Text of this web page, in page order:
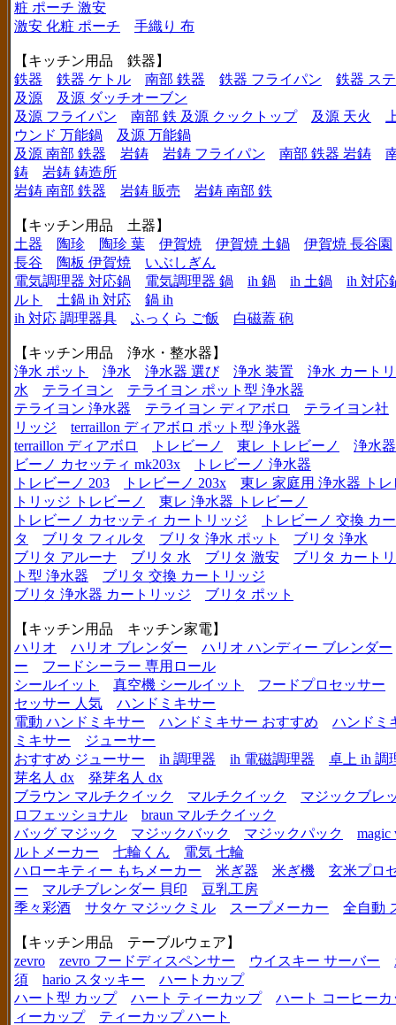
粧 ポーチ 激安
激安 化粧 ポーチ
手織り 布
【キッチン用品 鉄器】
鉄器
鉄器 ケトル 南部 鉄器 鉄器 フライパン
鉄器 ス
及源
及源 ダッチオーブン
及源 フライパン
南部 鉄 及源 クックトップ 及源 天火
ウンド 万能鍋
及源 万能鍋
及源 南部 鉄器
岩鋳 岩鋳 フライパン 南部 鉄器 岩鋳
鋳
岩鋳 鋳造所
岩鋳 南部 鉄器
岩鋳 販売 岩鋳 南部 鉄
【キッチン用品 土器】
土器
陶珍 陶珍 葉 伊賀焼 伊賀焼 土鍋
伊賀焼 長谷園
長谷
陶板 伊賀焼
いぶしぎん
電気調理器 対応鍋
電気調理器 鍋 ih 鍋 ih 土鍋
ih 対応
ルト
土鍋 ih 対応
鍋 ih
ih 対応 調理器具
ふっくら ご飯 白磁蓋 砲
【キッチン用品 浄水・整水器】
浄水 ポット
浄水 浄水器 選び 浄水 装置
浄水 カート
水
テライヨン
テライヨン ポット型 浄水器
テライヨン 浄水器
テライヨン ディアボロ
テライヨン社
リッジ
terraillon ディアボロ ポット型 浄水器
terraillon ディアボロ
トレビーノ 東レ トレビーノ
浄水
ビーノ カセッティ mk203x
トレビーノ 浄水器
トレビーノ 203
トレビーノ 203x
東レ 家庭用 浄水器 トレ
トリッジ トレビーノ
東レ 浄水器 トレビーノ
トレビーノ カセッティ カートリッジ
トレビーノ 交換 カ
タ
ブリタ フィルタ ブリタ 浄水 ポット
ブリタ 浄水
ブリタ アルーナ
ブリタ 水 ブリタ 激安
ブリタ カート
ト型 浄水器
ブリタ 交換 カートリッジ
ブリタ 浄水器 カートリッジ
ブリタ ポット
【キッチン用品 キッチン家電】
ハリオ
ハリオ ブレンダー
ハリオ ハンディー ブレンダー
ー
フードシーラー 専用ロール
シールイット
真空機 シールイット
フードプロセッサー
セッサー 人気
ハンドミキサー
電動 ハンドミキサー
ハンドミキサー おすすめ
ハンドミ
ミキサー
ジューサー
おすすめ ジューサー
ih 調理器 ih 電磁調理器
卓上 ih 調
芽名人 dx
発芽名人 dx
ブラウン マルチクイック
マルチクイック
マジックブレ
ロフェッショナル
braun マルチクイック
バッグ マジック
マジックバック マジックパック
magic
ルトメーカー
七輪くん
電気 七輪
ハローキティー もちメーカー
米ぎ器 米ぎ機
玄米プロ
ー
マルチブレンダー 貝印
豆乳工房
季々彩酒
サタケ マジックミル スープメーカー 全自動
【キッチン用品 テーブルウェア】
zevro
zevro フードディスペンサー ウイスキー サーバー
須
hario スタッキー
ハートカップ
ハート型 カップ
ハート ティーカップ
ハート コーヒーカ
ィーカップ
ティーカップ ハート